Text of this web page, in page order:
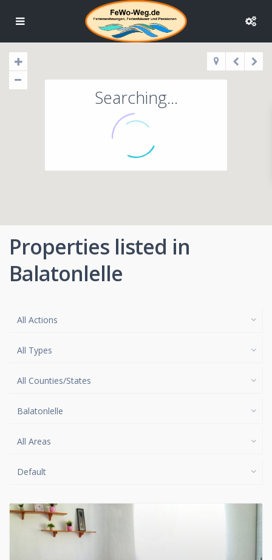
Searching...
Properties listed in
Balatonlelle
All Actions
All Types
All Counties/States
Balatonlelle
All Areas
Default